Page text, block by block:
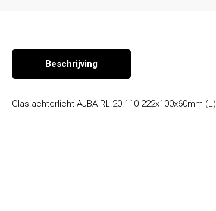
Beschrijving
Glas achterlicht AJBA RL.20.110 222x100x60mm (L)